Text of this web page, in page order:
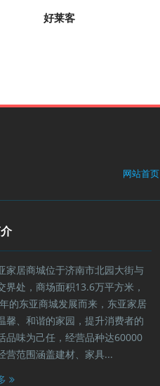
好莱客
网站首页
家居商城位于济南市北园大街与
界处，商场面积13.6万平方米，
的东亚商城发展而来，东亚家居
馨、和谐的家园，提升消费者的
品味为己任，经营品种达60000
营范围涵盖建材、家具...